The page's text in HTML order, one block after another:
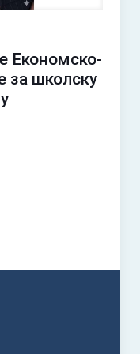
Економско-
за школску